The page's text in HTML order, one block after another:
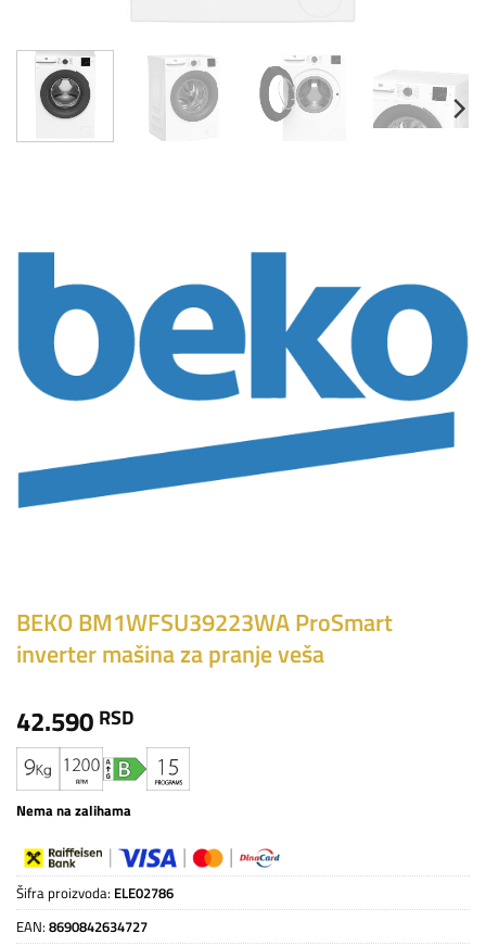
BEKO BM1WFSU39223WA ProSmart
inverter mašina za pranje veša
42.590 RSD
Nema na zalihama
Šifra proizvoda: ELE02786
EAN: 8690842634727